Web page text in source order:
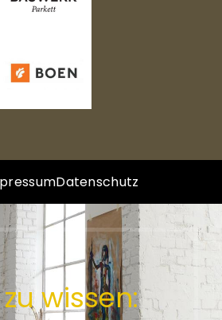
Datenschutz
wissen: